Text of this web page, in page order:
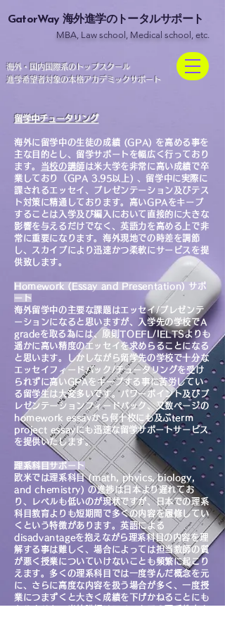
GatorWay 海外進学のトータルサポート
MBA, Law school, Medical school, etc.
​海外・国内国際系のトップスクール
進学希望者対象の本格アカデミックサポート
留学中チュータリング
海外に留学中の生徒の成績 (GPA) を高める事を
主な目的とし、留学サポートを幅広く行っており
ます。 当校の講師は米大学を非常に高い成績で卒
業しており（GPA 3.95以上) 、留学中に実際に
課されるエッセイ、プレゼンテーション及びテス
ト対策に精通しております。高いGPAをキープ
することは入学及び編入において直接的に大きな
影響を与えるだけでなく、英語力を高める上で非
常に重要になります。海外現地での時差を調節
し、スカイプにより迅速かつ柔軟にサービスを提
供致します。
Homework (Essay and Presentation) サポ
ート
海外留学中の主要な課題はエッセイ/プレゼンテ
ーションになると思いますが、入学先の学校でA
gradeを取る為には、原則TOEFL/IELTSよりも
遥かに高い精度のエッセイを求めらることになる
と思います。しかしながら留学先の学校で十分な
エッセイフィードバック/チュータリングを受け
られずに高いGPAをキープする事に苦労してい
る留学生は大変多いです。パワーポイント及びプ
レゼンテーションフィードバック、又数ページの
homework essayから何十枚にも及ぶterm
project essayにも迅速な留学サポートサービス
を提供いたします。
理系科目サポート
欧米では理系科目 (math, phyics, biology,
and chemistry) の進捗は日本より遅れてお
り、レベルも低いのが現状ですが、日本での理系
科目教育よりも短期間で多くの内容を履修してい
くという特徴があります。英語による
disadvantageを抱えながら理系科目の内容を理
解する事は難しく、場合によっては担当教師の質
が悪く授業についていけないことも頻繁に起こり
えます。多くの理系科目では一度学んだ概念を元
に、さらに高度な内容を扱う場合が多く、一度授
業につまずくと大きく成績を下げかねることにも